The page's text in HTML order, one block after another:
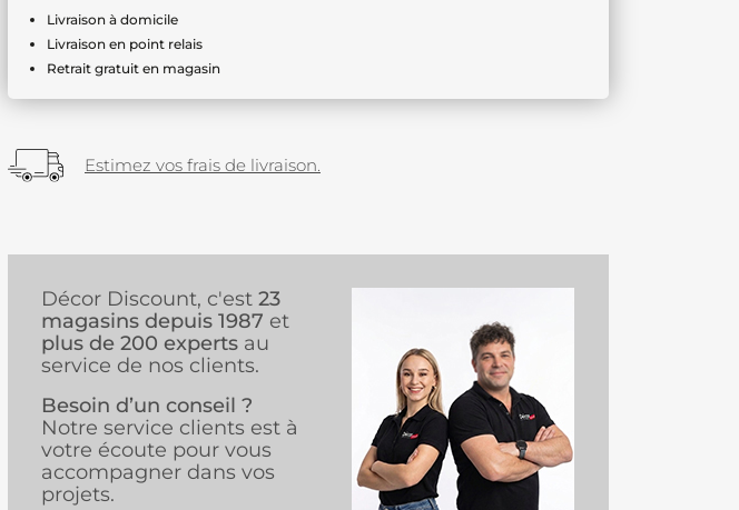
Livraison à domicile
Livraison en point relais
Retrait gratuit en magasin
Estimez vos frais de livraison.
Décor Discount, c'est 23
magasins depuis 1987 et
plus de 200 experts au
service de nos clients.
Besoin d’un conseil ?
Notre service clients est à
votre écoute pour vous
accompagner dans vos
projets.